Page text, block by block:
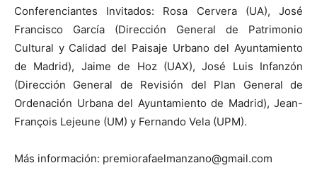
Conferenciantes Invitados: Rosa Cervera (UA), José
Francisco García (Dirección General de Patrimonio
Cultural y Calidad del Paisaje Urbano del Ayuntamiento
de Madrid), Jaime de Hoz (UAX), José Luis Infanzón
(Dirección General de Revisión del Plan General de
Ordenación Urbana del Ayuntamiento de Madrid), Jean-
François Lejeune (UM) y Fernando Vela (UPM).
Más información: premiorafaelmanzano@gmail.com